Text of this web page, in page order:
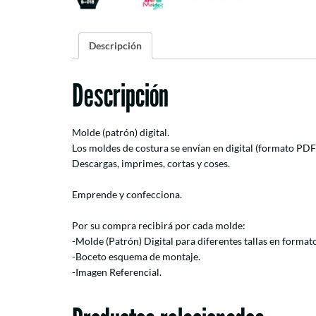
Descripción
Descripción
Molde (patrón) digital.
Los moldes de costura se envían en digital (formato
Descargas, imprimes, cortas y coses.
Emprende y confecciona.
Por su compra recibirá por cada molde:
-Molde (Patrón) Digital para diferentes tallas en
-Boceto esquema de montaje.
-Imagen Referencial.